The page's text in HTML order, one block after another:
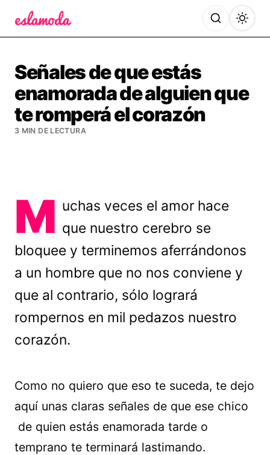
Señales de que estás
enamorada de alguien que
te romperá el corazón
3 MIN DE LECTURA
M uchas veces el amor hace
que nuestro cerebro se
bloquee y terminemos aferrándonos
a un hombre que no nos conviene y
que al contrario, sólo logrará
rompernos en mil pedazos nuestro
corazón.
Como no quiero que eso te suceda, te dejo
aquí unas claras señales de que ese chico
de quien estás enamorada tarde o
temprano te terminará lastimando.